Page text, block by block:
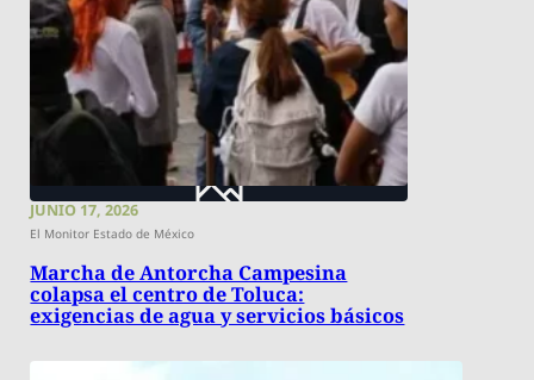
JUNIO 17, 2026
El Monitor Estado de México
Marcha de Antorcha Campesina
colapsa el centro de Toluca:
exigencias de agua y servicios básicos